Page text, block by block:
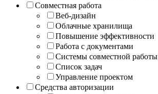
Совместная работа
Веб-дизайн
Облачные хранилища
Повышение эффективности
Работа с документами
Системы совместной работы
Список задач
Управление проектом
Средства авторизации